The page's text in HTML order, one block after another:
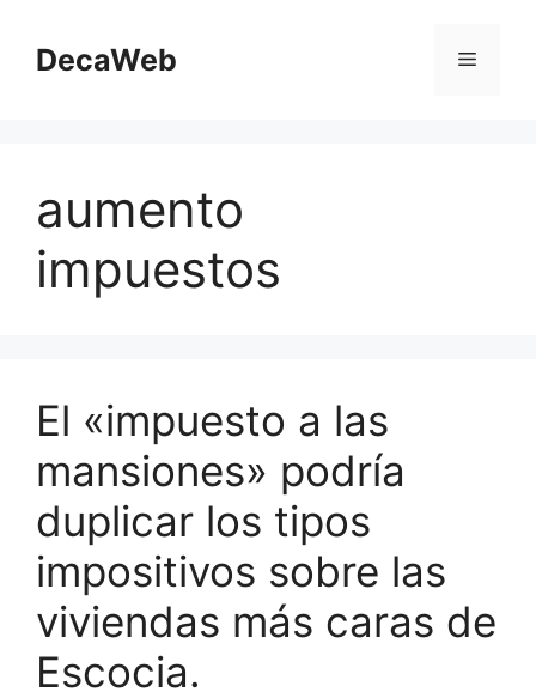
contenido
DecaWeb Menú
aumento
impuestos
El «impuesto a las
mansiones» podría
duplicar los tipos
impositivos sobre las
viviendas más caras de
Escocia.